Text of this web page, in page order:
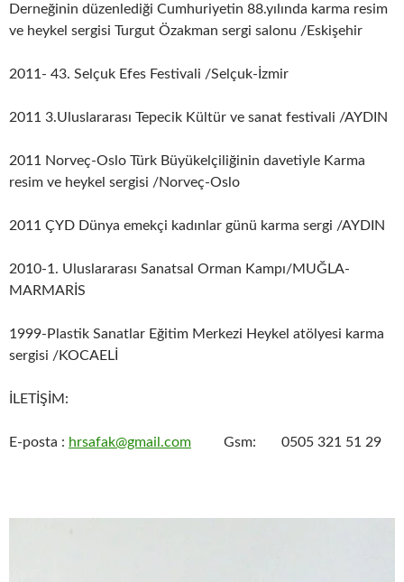
Derneğinin düzenlediği Cumhuriyetin 88.yılında karma resim
ve heykel sergisi Turgut Özakman sergi salonu /Eskişehir
2011- 43. Selçuk Efes Festivali /Selçuk-İzmir
2011 3.Uluslararası Tepecik Kültür ve sanat festivali /AYDIN
2011 Norveç-Oslo Türk Büyükelçiliğinin davetiyle Karma
resim ve heykel sergisi /Norveç-Oslo
2011 ÇYD Dünya emekçi kadınlar günü karma sergi /AYDIN
2010-1. Uluslararası Sanatsal Orman Kampı/MUĞLA-
MARMARİS
1999-Plastik Sanatlar Eğitim Merkezi Heykel atölyesi karma
sergisi /KOCAELİ
İLETİŞİM:
E-posta : hrsafak@gmail.com Gsm: 0505 321 51 29